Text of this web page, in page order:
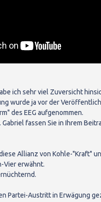
ich sehr viel Zuversicht
wurde ja vor der
des EEG aufgenommen.
fassen Sie in Ihrem
Allianz von Kohle-"Kraft"
Vier erwähnt.
Partei-Austritt in Erwägung